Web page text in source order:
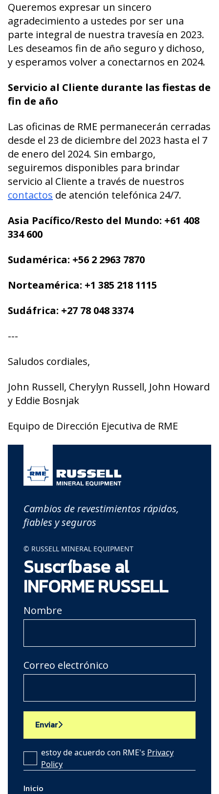
Queremos expresar un sincero
agradecimiento a ustedes por ser una
parte integral de nuestra travesía en 2023.
Les deseamos fin de año seguro y dichoso,
y esperamos volver a conectarnos en 2024.
Servicio al Cliente durante las fiestas de
fin de año
Las oficinas de RME permanecerán cerradas
desde el 23 de diciembre del 2023 hasta el 7
de enero del 2024. Sin embargo,
seguiremos disponibles para brindar
servicio al Cliente a través de nuestros
contactos de atención telefónica 24/7.
Asia Pacífico/Resto del Mundo: +61 408
334 600
Sudamérica: +56 2 2963 7870
Norteamérica: +1 385 218 1115
Sudáfrica: +27 78 048 3374
---
Saludos cordiales,
John Russell, Cherylyn Russell, John Howard
y Eddie Bosnjak
Equipo de Dirección Ejecutiva de RME
Cambios de revestimientos rápidos,
fiables y seguros
© RUSSELL MINERAL EQUIPMENT
Suscríbase al
INFORME RUSSELL
Nombre
Correo electrónico
Enviar
estoy de acuerdo con RME's Privacy
Policy
Inicio